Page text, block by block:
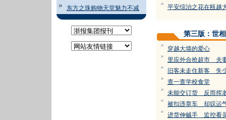
东方之珠购物天堂魅力不减
= 平安综治之花在瓯越
第三版：世相
= 穿越大墙的爱心
= 里应外合抢超市 夫
= 旧客未走住新客 失
= 查一查学校食堂
= 未能交订货 反而挥
= 被扣违章车 却叹运
= 进货伸贼手 监控看